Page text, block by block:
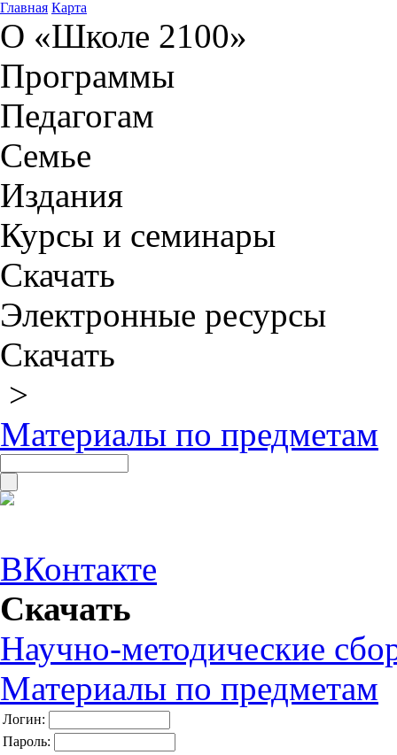
Главная Карта
О «Школе 2100»
Программы
Педагогам
Семье
Издания
Курсы и семинары
Скачать
Электронные ресурсы
Скачать
>
Материалы по предметам
ВКонтакте
Скачать
Научно-методические
Материалы по предметам
Логин:
Пароль: